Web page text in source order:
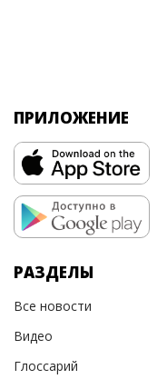
ПРИЛОЖЕНИЕ
РАЗДЕЛЫ
Все новости
Видео
Глоссарий